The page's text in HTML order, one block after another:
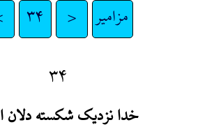
مزامیر < ۳۴
۳۴
خدا نزدیک شکسته